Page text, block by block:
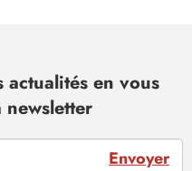
actualités en vous
Envoyer